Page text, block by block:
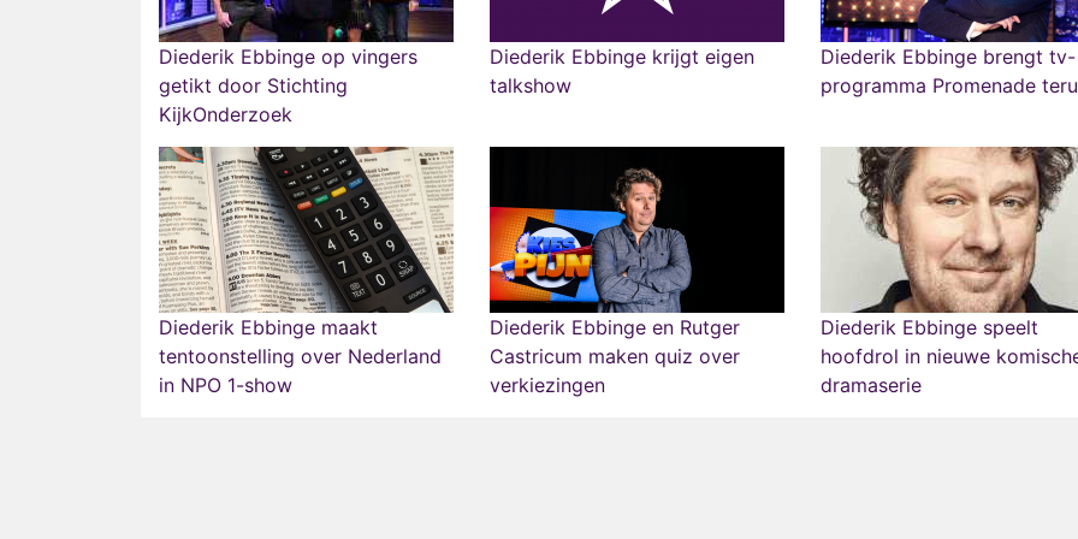
Diederik Ebbinge op vingers
getikt door Stichting
KijkOnderzoek
Diederik Ebbinge krijgt eigen
talkshow
Diederik Ebbinge brengt tv-
programma Promenade
Diederik Ebbinge maakt
tentoonstelling over Nederland
in NPO 1-show
Diederik Ebbinge en Rutger
Castricum maken quiz over
verkiezingen
Diederik Ebbinge speelt
hoofdrol in nieuwe
dramaserie